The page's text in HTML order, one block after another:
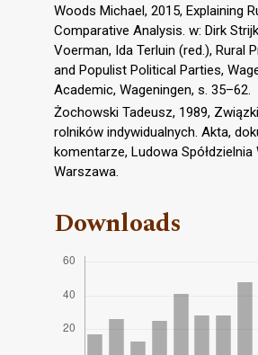
Woods Michael, 2015, Explaining
Comparative Analysis. w: Dirk
Voerman, Ida Terluin (red.), Rural
and Populist Political Parties,
Academic, Wageningen, s. 35–62.
Żochowski Tadeusz, 1989,
rolników indywidualnych. Akta,
komentarze, Ludowa Spółdzielnia
Warszawa.
Downloads